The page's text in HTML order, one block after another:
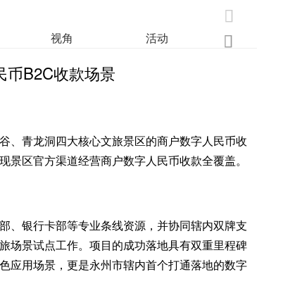

视角 活动 
币B2C收款场景
、青龙洞四大核心文旅景区的商户数字人民币收
区官方渠道经营商户数字人民币收款全覆盖。
、银行卡部等专业条线资源，并协同辖内双牌支
场景试点工作。项目的成功落地具有双重里程碑
应用场景，更是永州市辖内首个打通落地的数字